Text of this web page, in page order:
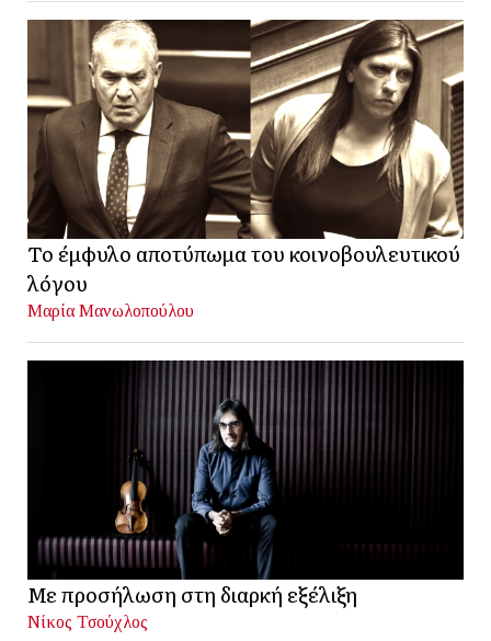
Το έμφυλο αποτύπωμα του κοινοβουλευτικού
λόγου
Μαρία Μανωλοπούλου
Με προσήλωση στη διαρκή εξέλιξη
Νίκος Τσούχλος